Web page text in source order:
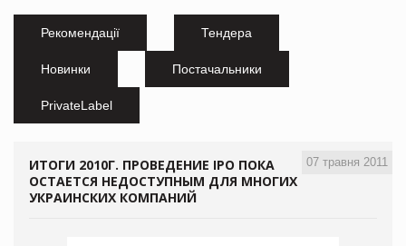
Рекомендації Тендера
Новинки Постачальники
PrivateLabel
07 травня 2011
ИТОГИ 2010Г. ПРОВЕДЕНИЕ IPO ПОКА
ОСТАЕТСЯ НЕДОСТУПНЫМ ДЛЯ МНОГИХ
УКРАИНСКИХ КОМПАНИЙ